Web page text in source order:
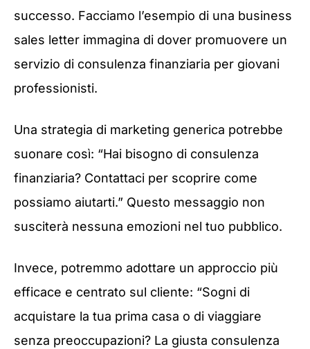
successo. Facciamo l’esempio di una business
sales letter immagina di dover promuovere un
servizio di consulenza finanziaria per giovani
professionisti.
Una strategia di marketing generica potrebbe
suonare così: “Hai bisogno di consulenza
finanziaria? Contattaci per scoprire come
possiamo aiutarti.” Questo messaggio non
susciterà nessuna emozioni nel tuo pubblico.
Invece, potremmo adottare un approccio più
efficace e centrato sul cliente: “Sogni di
acquistare la tua prima casa o di viaggiare
senza preoccupazioni? La giusta consulenza